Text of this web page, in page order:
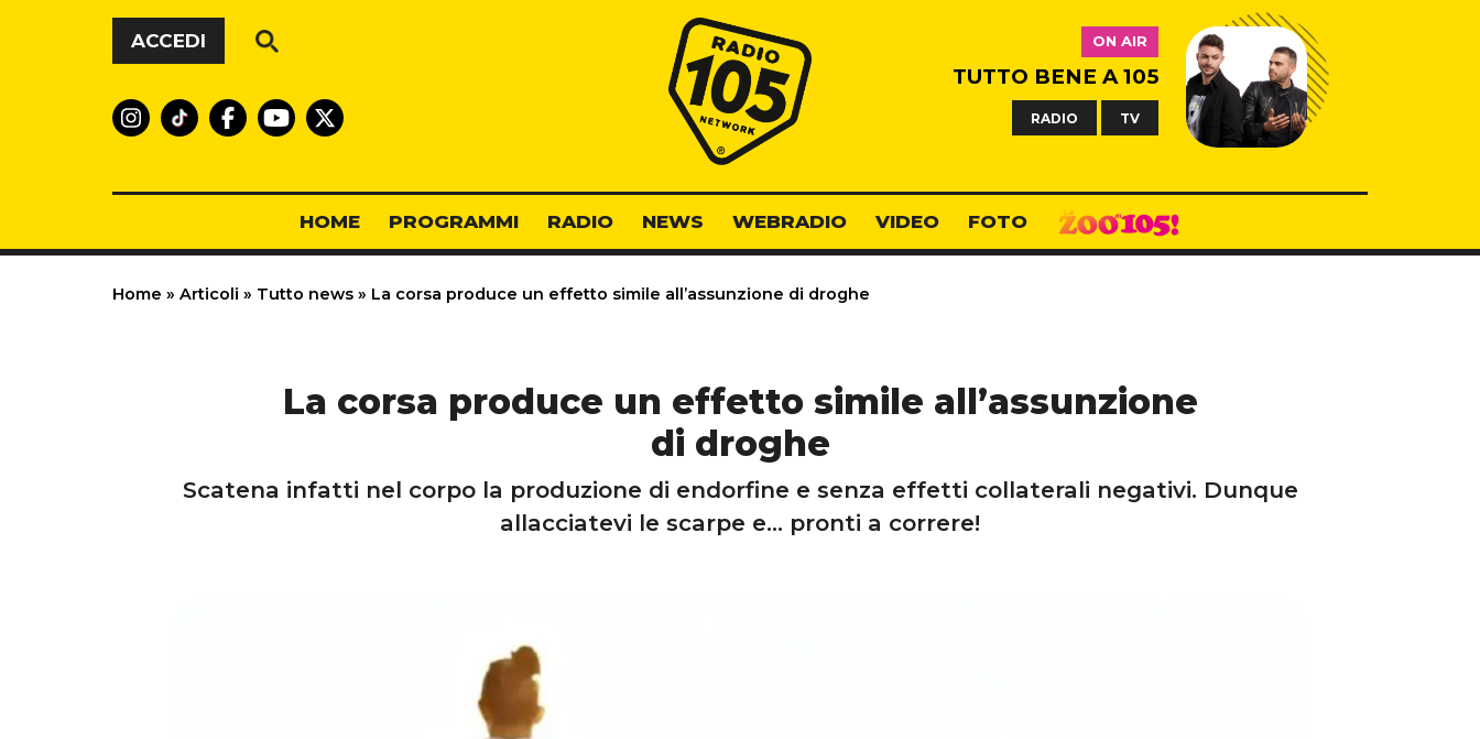
Vai al contenuto
ACCEDI
Radio 105
ON AIR
TUTTO BENE A 105
RADIO TV
HOME PROGRAMMI RADIO NEWS WEBRADIO VIDEO FOTO
Home » Articoli » Tutto news » La corsa produce un effetto simile all’assunzione di droghe
La corsa produce un effetto simile all’assunzione
di droghe
Scatena infatti nel corpo la produzione di endorfine e senza effetti collaterali negativi. Dunque
allacciatevi le scarpe e… pronti a correre!